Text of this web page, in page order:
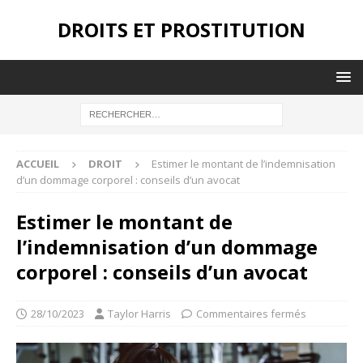
DROITS ET PROSTITUTION
ACCUEIL DROIT
Estimer le montant de l’indemnisation
d’un dommage corporel : conseils d’un avocat
Estimer le montant de
l’indemnisation d’un dommage
corporel : conseils d’un avocat
28/10/2023 Taylor Harris Commentaires fermés